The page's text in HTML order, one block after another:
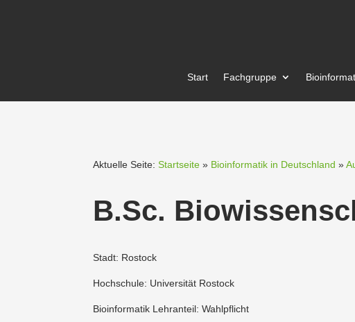
Start Fachgruppe
Aktuelle Seite:Startseite » Bioinformatik in Deutschland »
B.Sc.
Stadt: Rostock
Hochschule: Universität Rostock
Bioinformatik Lehranteil: Wahlpflicht